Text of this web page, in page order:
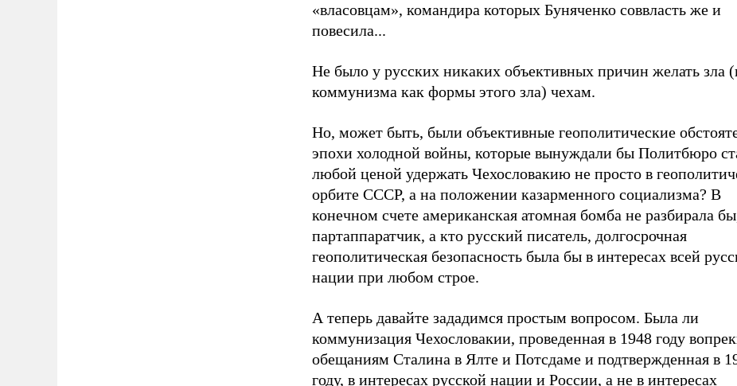
«власовцам», командира которых Буняченко соввласть же и
повесила...
Не было у русских никаких объективных причин желать зла
коммунизма как формы этого зла) чехам.
Но, может быть, были объективные геополитические
эпохи холодной войны, которые вынуждали бы Политбюро
любой ценой удержать Чехословакию не просто в
орбите СССР, а на положении казарменного социализма? В
конечном счете американская атомная бомба не разбирала
партаппаратчик, а кто русский писатель, долгосрочная
геополитическая безопасность была бы в интересах всей
нации при любом строе.
А теперь давайте зададимся простым вопросом. Была ли
коммунизация Чехословакии, проведенная в 1948 году
обещаниям Сталина в Ялте и Потсдаме и подтвержденная в
году, в интересах русской нации и России, а не в интересах